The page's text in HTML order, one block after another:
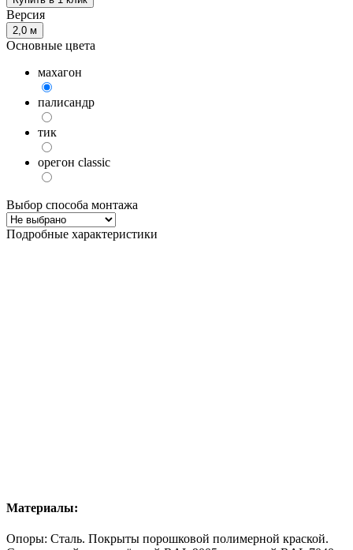
Версия
2,0 м
Основные цвета
махагон
палисандр
тик
орегон classic
Выбор способа монтажа
Подробные характеристики
Материалы:
Опоры: Сталь. Покрыты порошковой полимерной краской.